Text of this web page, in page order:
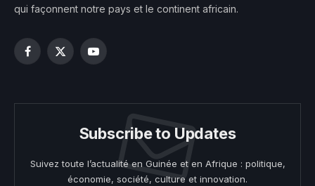
qui façonnent notre pays et le continent africain.
Facebook
X
YouTube
Subscribe to Updates
Suivez toute l’actualité en Guinée et en Afrique : politique,
économie, société, culture et innovation.